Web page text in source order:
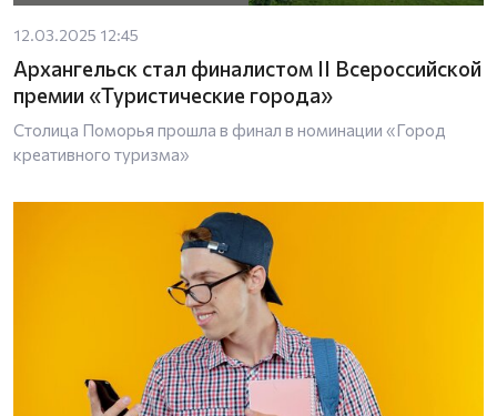
12.03.2025 12:45
Архангельск стал финалистом II Всероссийской
премии «Туристические города»
Столица Поморья прошла в финал в номинации «Город
креативного туризма»